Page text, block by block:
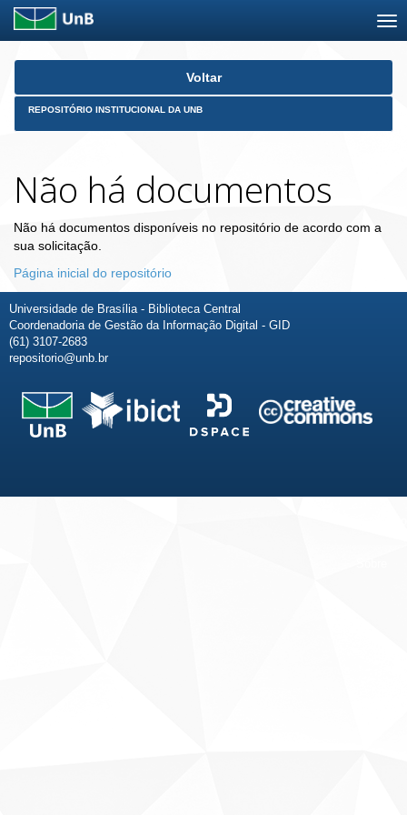
Skip
Voltar
REPOSITÓRIO INSTITUCIONAL DA UNB
Não há documentos
Não há documentos disponíveis no repositório de acordo com a
sua solicitação.
Página inicial do repositório
Universidade de Brasília - Biblioteca Central
Coordenadoria de Gestão da Informação Digital - GID
(61) 3107-2683
repositorio@unb.br